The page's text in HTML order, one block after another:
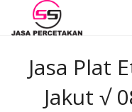
Jasa Plat
Jakut √